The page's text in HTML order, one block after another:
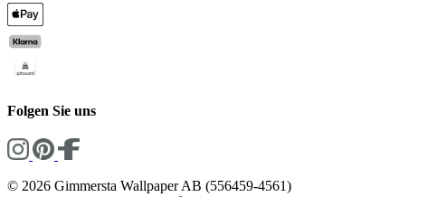
Folgen Sie uns
© 2026 Gimmersta Wallpaper AB (556459-4561)